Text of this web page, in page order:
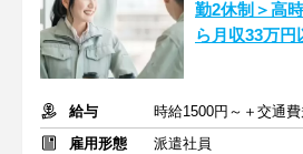
勤2休制＞高
ら月収33万円
給与
時給1500円～＋交通
雇用形態
派遣社員